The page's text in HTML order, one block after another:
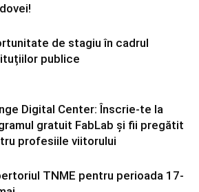
de stagiu în cadrul
publice
Digital Center: Înscrie-te la
gratuit FabLab și fii pregătit
profesiile viitorului
TNME pentru perioada 17-